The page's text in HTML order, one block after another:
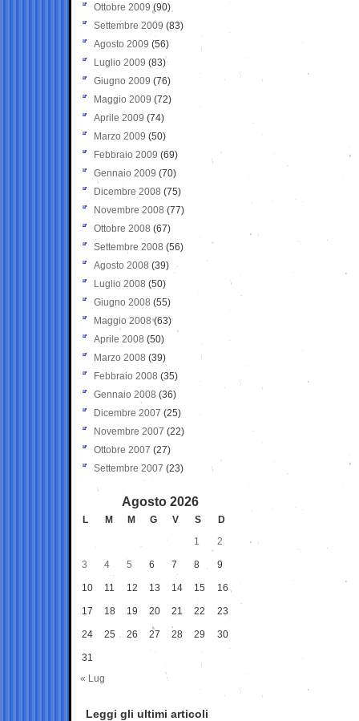
Ottobre 2009 (90)
Settembre 2009 (83)
Agosto 2009 (56)
Luglio 2009 (83)
Giugno 2009 (76)
Maggio 2009 (72)
Aprile 2009 (74)
Marzo 2009 (50)
Febbraio 2009 (69)
Gennaio 2009 (70)
Dicembre 2008 (75)
Novembre 2008 (77)
Ottobre 2008 (67)
Settembre 2008 (56)
Agosto 2008 (39)
Luglio 2008 (50)
Giugno 2008 (55)
Maggio 2008(63)
Aprile 2008 (50)
Marzo 2008 (39)
Febbraio 2008 (35)
Gennaio 2008 (36)
Dicembre 2007 (25)
Novembre 2007 (22)
Ottobre 2007 (27)
Settembre 2007 (23)
Agosto 2026
L M M G V S
D
1
2
3 4 5 6 7 8 9
10 11 12 13 14 15 16
17 18 19 20 21 22 23
24 25 26 27 28 29 30
31
« Lug
Leggi gli ultimi articoli